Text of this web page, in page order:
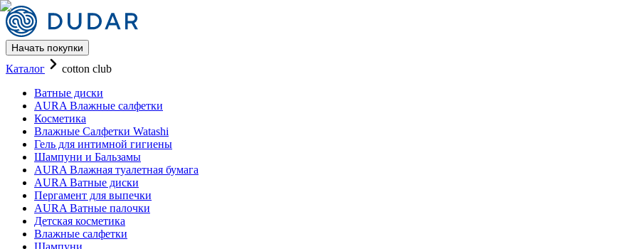
Начать покупки
Каталог Уход за кожей бренда Cotton Club оптом — цены и
Каталог
cotton club
Ватные диски
AURA Влажные салфетки
Косметика
Влажные Салфетки Watashi
Гель для интимной гигиены
Шампуни и Бальзамы
AURA Влажная туалетная бумага
AURA Ватные диски
Пергамент для выпечки
AURA Ватные палочки
Детская косметика
Влажные салфетки
Шампуни